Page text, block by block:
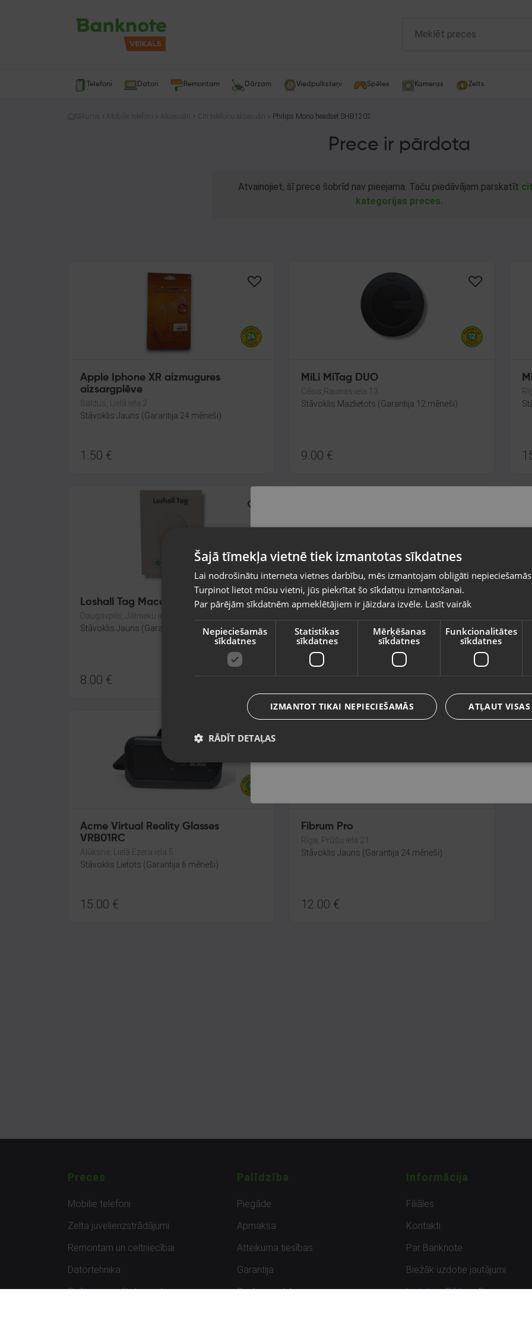
Telefoni Datori Remontam Dārzam Viedpulksteņi Spēles Kameras Zelts
Sākums Mobilie telefoni Aksesuāri Citi telefonu aksesuāri Philips Mono headset SHB1202
Prece ir pārdota
Atvainojiet, šī prece šobrīd nav pieejama. Taču piedāvājam parskatīt
kategorijas preces.
Apple Iphone XR aizmugures
aizsargplēve
Saldus, Lielā iela 2
Stāvoklis Jauns (Garantija 24 mēneši)
1.50 €
MiLi MiTag DUO
Cēsis,Raunas iela 13
Stāvoklis Mazlietots (Garantija 12 mēneši)
9.00 €
Loshall Tag Macaron
Daugavpils, Jātnieku iela 78-1B
Stāvoklis Jauns (Garantija 24 mēneši)
8.00 €
Fresh ‘n Rebel - Smart Finder Card
Stāvoklis Jauns (Garantija 24 mēneši)
7.00€
Acme Virtual Reality Glasses
VRB01RC
Alūksne, Lielā Ezera iela 5
Stāvoklis Lietots (Garantija 6 mēneši)
15.00 €
Fibrum Pro
Rīga, Prūšu iela 21
Stāvoklis Jauns (Garantija 24 mēneši)
12.00 €
Preces
Mobilie telefoni
Zelta juvelierizstrādājumi
Remontam un celtniecībai
Datortehnika
Spēles un spēļu konsoles
Palīdzība
Piegāde
Apmaksa
Atteikuma tiesības
Garantija
Preču uzpirkšana
Informācija
Filiāles
Kontakti
Par Banknote
Biežāk uzdotie jautājumi
Lietots – Pārbaudīts
valsti
Vietnes saturs būs attēlots izvēlētajā valodā
Valsts
Valoda
Latviešu / Latvian
Šajā tīmekļa vietnē tiek izmantotas sīkdatnes
Lai nodrošinātu interneta vietnes darbību, mēs izmantojam obligāti
Turpinot lietot mūsu vietni, jūs piekrītat šo sīkdatņu izmantošanai.
Par pārējām sīkdatnēm apmeklētājiem ir jāizdara izvēle. Lasīt vairāk
Nepieciešamās
sīkdatnes
Statistikas
sīkdatnes
Mērķēšanas
sīkdatnes
Funkcionalitātes
sīkdatnes
ATĻAUT
IZMANTOT TIKAI NEPIECIEŠAMĀS
RĀDĪT DETAĻAS